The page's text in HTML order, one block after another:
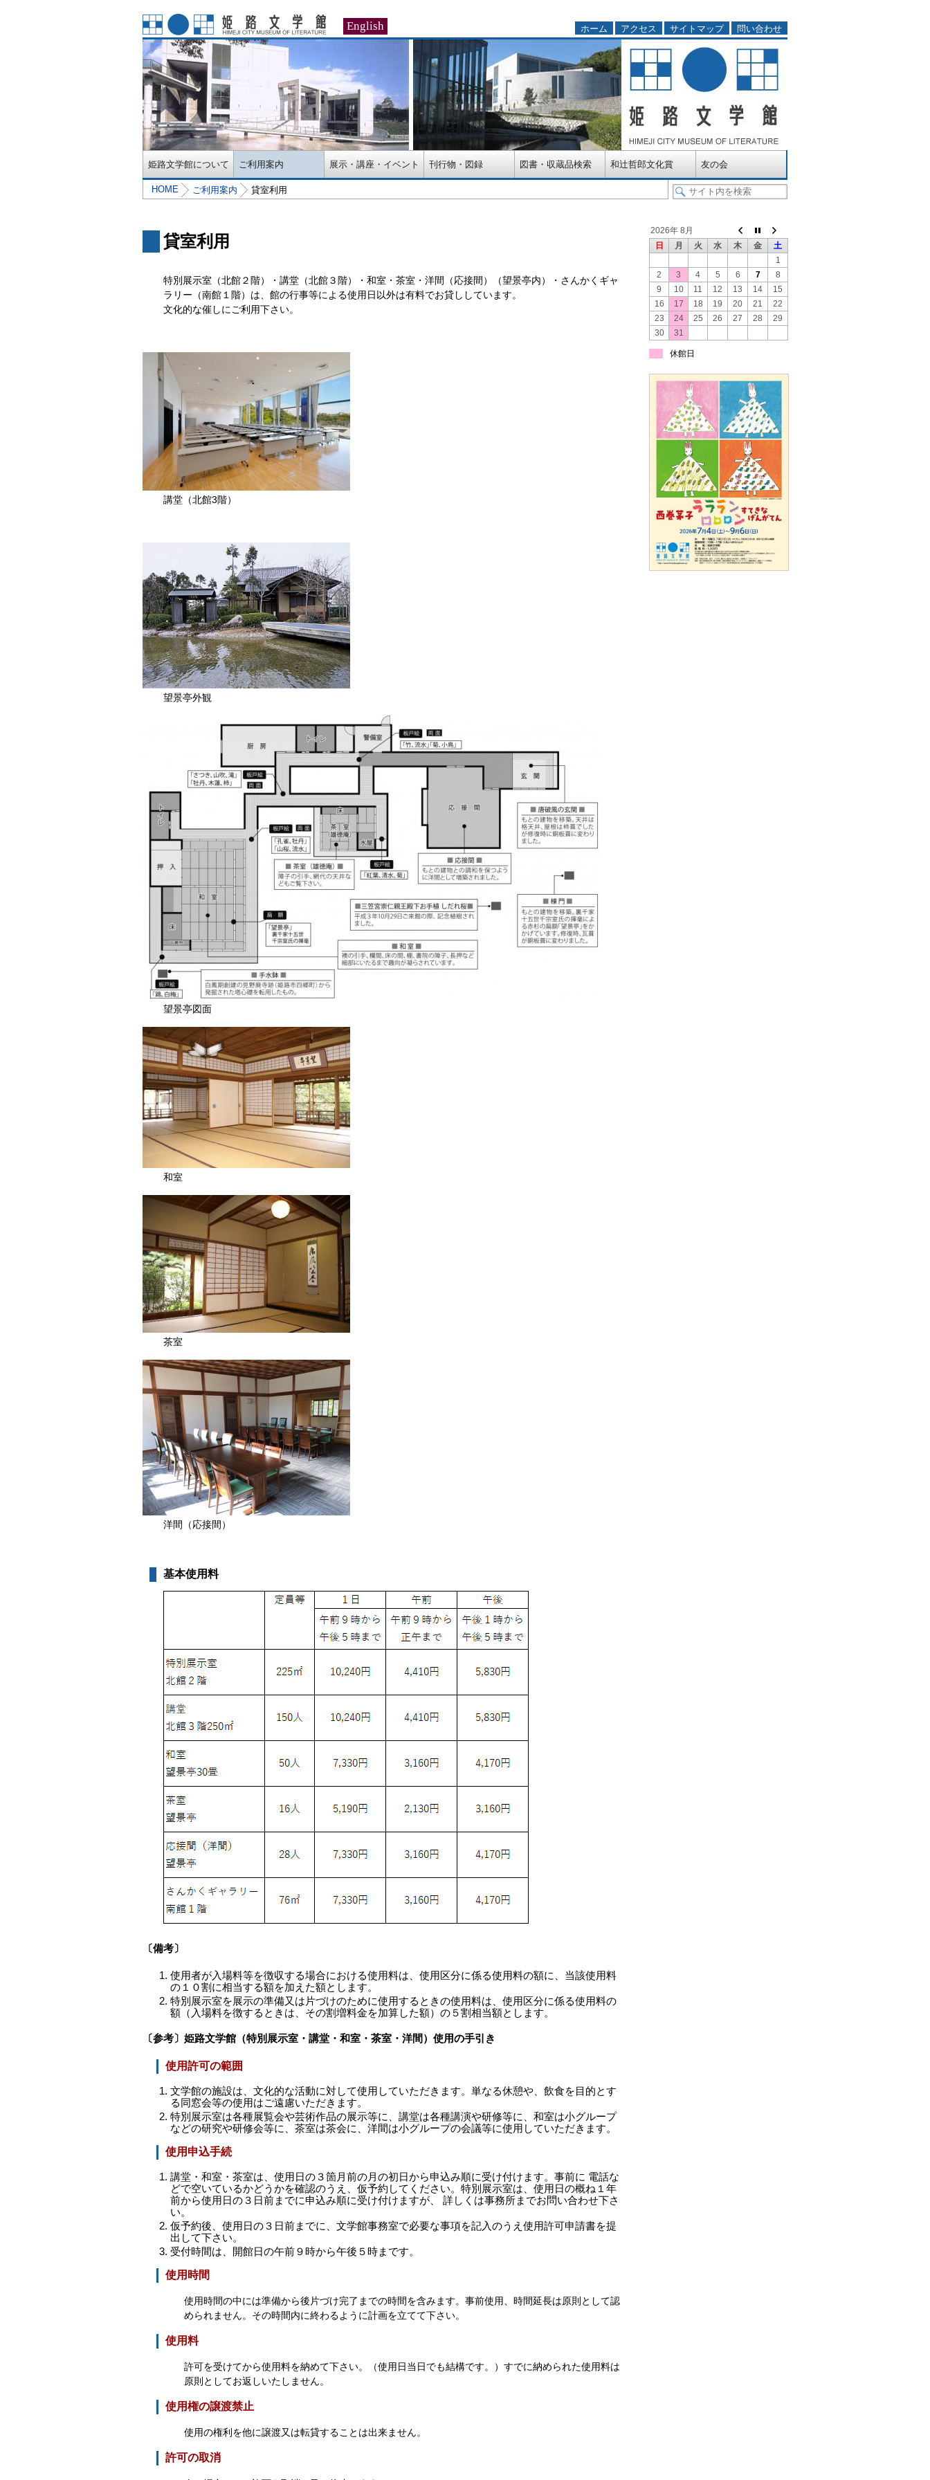
English ホーム アクセス サイトマップ 問い合わせ
姫路文学館について ご利用案内 展示・講座・イベント 刊行物・図録 図書・収蔵品検索 和辻哲郎文化賞 友の会
HOME ご利用案内 貸室利用
貸室利用
特別展示室（北館２階）・講堂（北館３階）・和室・茶室・洋間（応接間）（望景亭内）・さんかくギャ
ラリー（南館１階）は、館の行事等による使用日以外は有料でお貸ししています。
文化的な催しにご利用下さい。
講堂（北館3階）
望景亭外観
望景亭図面
和室
茶室
洋間（応接間）
基本使用料
〔備考〕
使用者が入場料等を徴収する場合における使用料は、使用区分に係る使用料の額に、当該使用料
の１０割に相当する額を加えた額とします。
特別展示室を展示の準備又は片づけのために使用するときの使用料は、使用区分に係る使用料の
額（入場料を徴するときは、その割増料金を加算した額）の５割相当額とします。
〔参考〕姫路文学館（特別展示室・講堂・和室・茶室・洋間）使用の手引き
使用許可の範囲
文学館の施設は、文化的な活動に対して使用していただきます。単なる休憩や、飲食を目的とす
る同窓会等の使用はご遠慮いただきます。
特別展示室は各種展覧会や芸術作品の展示等に、講堂は各種講演や研修等に、和室は小グループ
などの研究や研修会等に、茶室は茶会に、洋間は小グループの会議等に使用していただきます。
使用申込手続
講堂・和室・茶室は、使用日の３箇月前の月の初日から申込み順に受け付けます。事前に 電話な
どで空いているかどうかを確認のうえ、仮予約してください。特別展示室は、使用日の概ね１年
前から使用日の３日前までに申込み順に受け付けますが、 詳しくは事務所までお問い合わせ下さ
い。
仮予約後、使用日の３日前までに、文学館事務室で必要な事項を記入のうえ使用許可申請書を提
出して下さい。
受付時間は、開館日の午前９時から午後５時まです。
使用時間
使用時間の中には準備から後片づけ完了までの時間を含みます。事前使用、時間延長は原則として認
められません。その時間内に終わるように計画を立てて下さい。
使用料
許可を受けてから使用料を納めて下さい。（使用日当日でも結構です。）すでに納められた使用料は
原則としてお返しいたしません。
使用権の譲渡禁止
使用の権利を他に譲渡又は転貸することは出来ません。
許可の取消
2026年 8月
日
月 火 水 木 金
土
1
2
3 4 5 6 7
8
9
10 11 12 13 14
15
16
17 18 19 20 21
22
23
24 25 26 27 28
29
30
31
休館日